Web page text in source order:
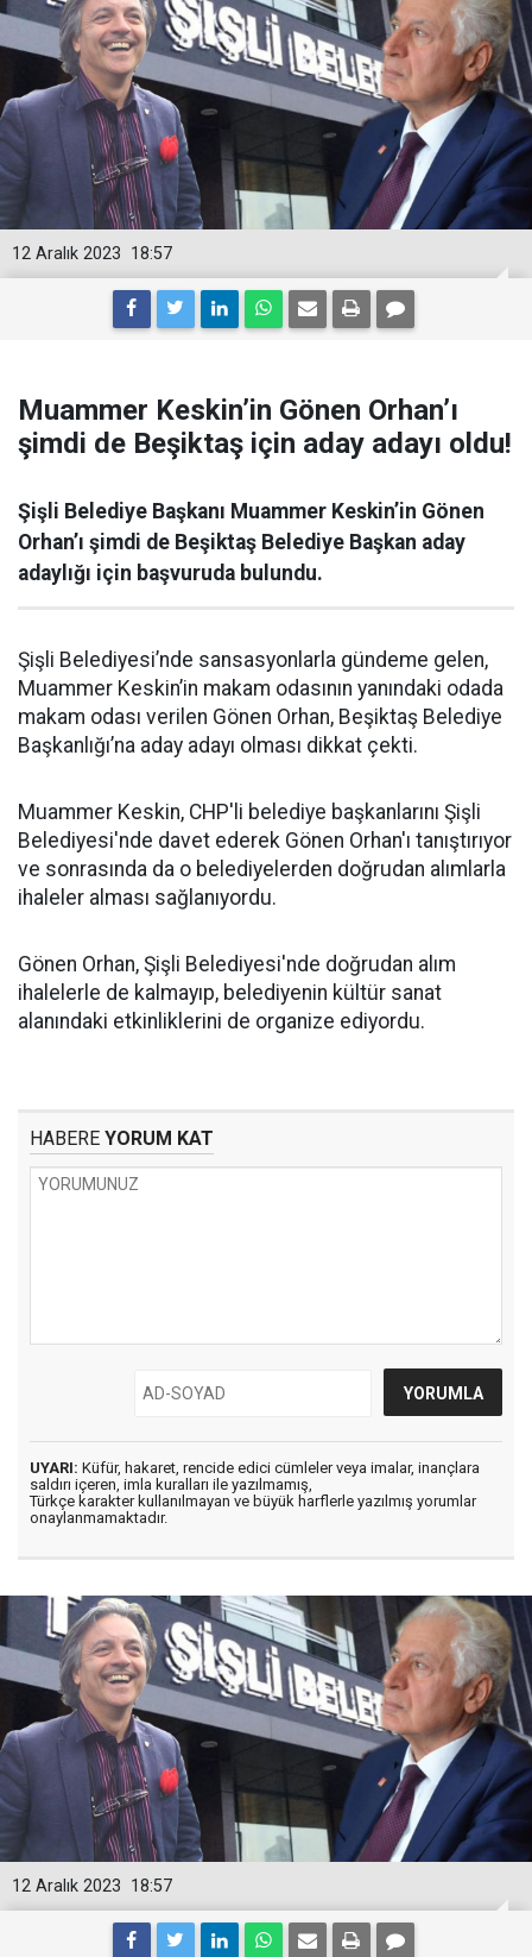
18:57
12 Aralık 2023
Muammer Keskin’in Gönen Orhan’ı
şimdi de Beşiktaş için aday adayı oldu!
Şişli Belediye Başkanı Muammer Keskin’in Gönen
Orhan’ı şimdi de Beşiktaş Belediye Başkan aday
adaylığı için başvuruda bulundu.
Şişli Belediyesi’nde sansasyonlarla gündeme gelen,
Muammer Keskin’in makam odasının yanındaki odada
makam odası verilen Gönen Orhan, Beşiktaş Belediye
Başkanlığı’na aday adayı olması dikkat çekti.
Muammer Keskin, CHP'li belediye başkanlarını Şişli
Belediyesi'nde davet ederek Gönen Orhan'ı tanıştırıyor
ve sonrasında da o belediyelerden doğrudan alımlarla
ihaleler alması sağlanıyordu.
Gönen Orhan, Şişli Belediyesi'nde doğrudan alım
ihalelerle de kalmayıp, belediyenin kültür sanat
alanındaki etkinliklerini de organize ediyordu.
HABERE YORUM KAT
UYARI: Küfür, hakaret, rencide edici cümleler veya imalar, inançlara
saldırı içeren, imla kuralları ile yazılmamış,
Türkçe karakter kullanılmayan ve büyük harflerle yazılmış yorumlar
onaylanmamaktadır.
18:57
12 Aralık 2023